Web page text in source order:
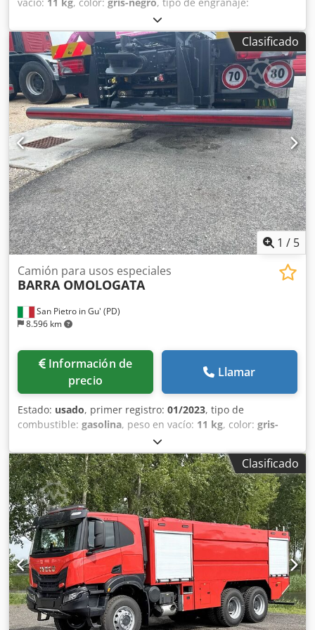
automática Configuración del eje Tamaño de los
neumáticos: 14.00R20 Frenos: frenos de tambor
Suspensión: suspensión mediante ballestas Eje delantero:
dirección Pesos Peso en vacío: 10.430 kg Carga útil: 7.070
kg Peso máximo autorizado: 17.500 kg = Información de la
empresa = NOSOTROS PROVEEMOS, USTEDES AVANZAN.
Sin límites. Van Vliet es el importador oficial de MAN Truck
& Bus SE para varios países africanos. Ofrecemos un
servicio de asistencia posventa completo, como el
suministro de piezas y la prestación de formación (local).
vacío: 11 kg, color: gris-negro, tipo de engranaje:
, Año de fabricación:
TRASERO EXTERNO (CIERRES) REF: 24-ATT-01 Los precios
indicados no incluyen IVA. Rogamos contactar con el
departamento comercial para una actualización de precios
y condiciones. Para más información: Loris: 3484773001
URL: #losespecialistasendelvolquete SCARRABILI AURORA
opera en el sector de la compra y venta de vehículos
industriales y comerciales, especializada principalmente
en el sector de la gestión de residuos. Dedpovm Evrsfx Ag
Dock Especializados en camiones, remolques y equipos de
carrocería desmontable. Con un parque disponible para
entrega inmediata de más de 50 camiones y más de 150
cajas, contenedores con y sin grúa desmontable. S.E.&O.
Dada la cantidad de anuncios y detalles insertados, Aurora
invita a verificar la exactitud de los datos proporcionados
con el personal de ventas.
Clasificado
1 / 5
San Pietro in Gu' (PD)
8.596 km
Camión para usos especiales
BARRA OMOLOGATA
Información de
precio
Llamar
Estado: usado, primer registro: 01/2023, tipo de
combustible: gasolina, peso en vacío: 11 kg, color: gris-
mecánico
2023, TÍTULO: BARRA DE PROTECCIÓN HOMOLOGADA TIPO
BAF REF.: 23-ATT-13 AÑO: 2023 TUBO DE: 12,00 cm de
diámetro ESPESOR: 1,00 cm Salvo errores y/o omisiones.
Los precios indicados no incluyen IVA. Por favor, contacte
con el departamento comercial para obtener una
comparación actualizada de precios y condiciones. Djdpfx
Agexzly As Dsck Para más información: Loris: 3484773001
URL: #glispecialistidelloscarrabile SCARRABILI AURORA
opera en el sector de la compra y venta de vehículos
industriales y comerciales, especializada principalmente
en el sector de residuos. Especialistas en camiones,
remolques y equipos de carrocería intercambiable. Con un
Clasificado